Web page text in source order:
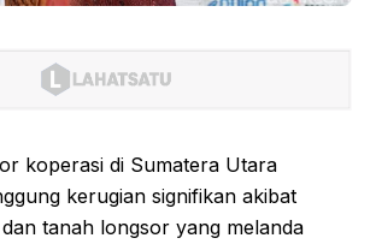
koperasi di Sumatera Utara
kerugian signifikan akibat
tanah longsor yang melanda